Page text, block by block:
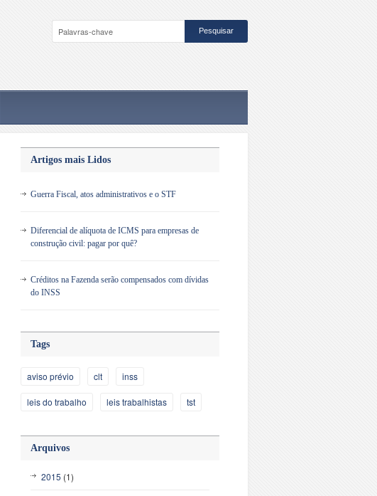
Artigos mais Lidos
Guerra Fiscal, atos administrativos e o STF
Diferencial de alíquota de ICMS para empresas de
construção civil: pagar por quê?
Créditos na Fazenda serão compensados com dívidas
do INSS
Tags
aviso prévio clt inss
leis do trabalho leis trabalhistas tst
Arquivos
2015 (1)